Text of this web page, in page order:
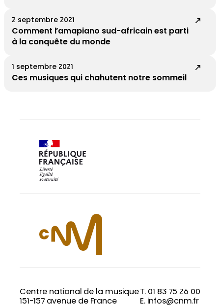
2 septembre 2021
Comment l’amapiano sud-africain est parti
à la conquête du monde
1 septembre 2021
Ces musiques qui chahutent notre sommeil
Centre national de la musique
151-157 avenue de France
T. 01 83 75 26 00
E. infos@cnm.fr